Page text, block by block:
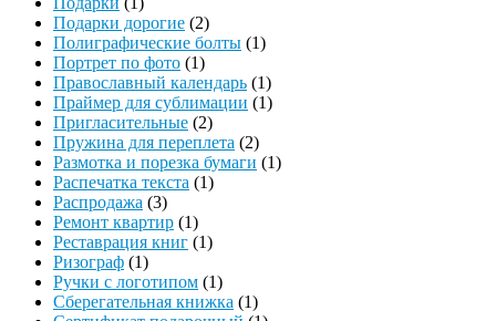
Подарки дорогие (2)
Полиграфические болты (1)
Портрет по фото (1)
Православный календарь (1)
Праймер для сублимации (1)
Пригласительные (2)
Пружина для переплета (2)
Размотка и порезка бумаги (1)
Распечатка текста (1)
Распродажа (3)
Ремонт квартир (1)
Реставрация книг (1)
Ризограф (1)
Ручки с логотипом (1)
Сберегательная книжка (1)